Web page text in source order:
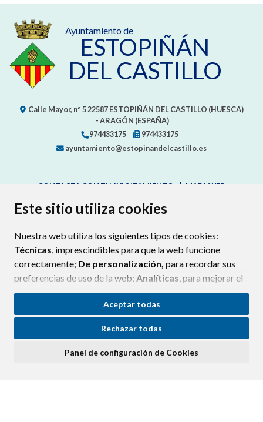
Este sitio utiliza cookies
Nuestra web utiliza los siguientes tipos de cookies:
Técnicas, imprescindibles para que la web funcione
correctamente; De personalización, para recordar sus
preferencias de uso de la web; Analíticas, para mejorar el
funcionamiento de la web y sus servicios.
Si acepta pulsando el botón“Aceptar todas”
consideramos que acepta su uso. Si pulsa el botón
ninguna acción, se guardarán las cookies técnicas
Aceptar todas
Rechazar todas
Panel de configuración de Cookies
Ayuntamiento de
ESTOPIÑÁN
DEL CASTILLO
Calle Mayor, nº 522587 ESTOPIÑÁN DEL CASTILLO (HUESCA)
- ARAGÓN (ESPAÑA)
974433175
974433175
ayuntamiento@estopinandelcastillo.es
CONTACTA CON TU AYUNTAMIENTO
MAPA WEB
AVISO LEGAL
PROTECCIÓN DE DATOS
POLÍTICA DE COOKIES